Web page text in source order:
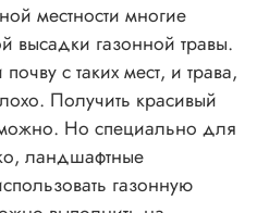
местности многие
высадки газонной травы.
с таких мест, и трава,
Получить красивый
Но специально для
ландшафтные
газонную